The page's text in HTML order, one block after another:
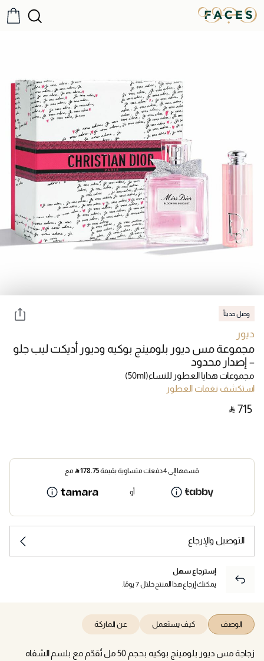
وصل حديثاً
ديور
مجموعة مس ديور بلومينج بوكيه وديور أديكت ليب جلو
– إصدار محدود
مجموعات هدايا العطور للنساء(50ml)
استكشف نغمات العطور
‎ ⃁ ⁦715⁩ ‎
قسمها إلى 4 دفعات متساوية بقيمة 178.75
⃁ مع
أو
التوصيل والإرجاع
إسترجاع سهل
يمكنك إرجاع هذا المنتج خلال 7 يومًا.
الوصف كيف يستعمل عن الماركة
زجاجة مس ديور بلومينج بوكيه بحجم 50 مل تُقدّم مع بلسم الشفاه